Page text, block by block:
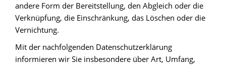
andere Form der Bereitstellung, den Abgleich oder die
Verknüpfung, die Einschränkung, das Löschen oder die
Vernichtung.
Mit der nachfolgenden Datenschutzerklärung
informieren wir Sie insbesondere über Art, Umfang,